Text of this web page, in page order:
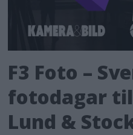
F3 Foto –
fotodagar
Lund &